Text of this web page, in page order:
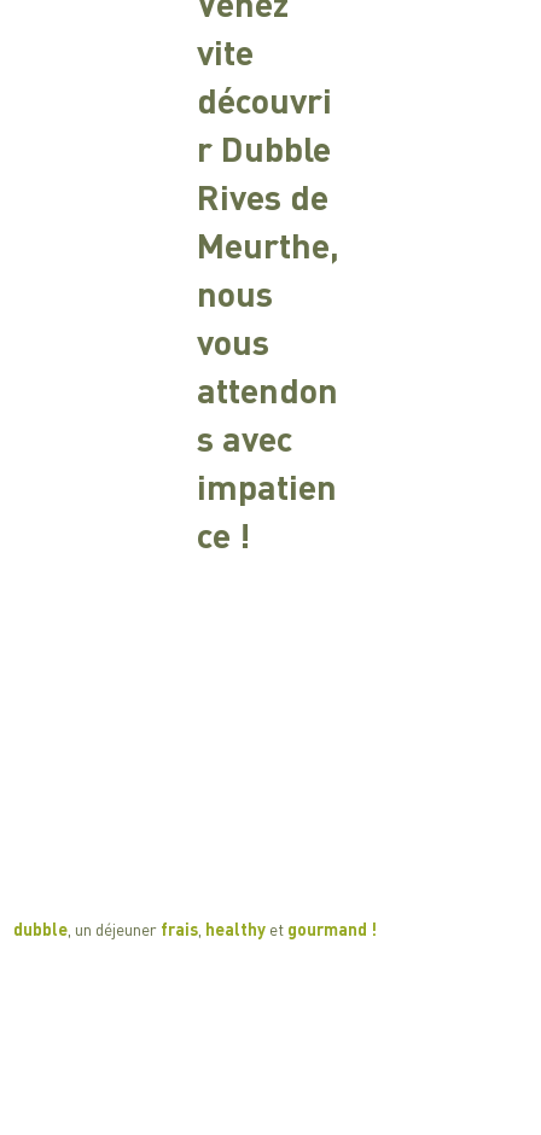
​​dubble , un déjeuner frais healthy et gourmand !
vite
découvri
r Dubble
Rives de
Meurthe,
nous
vous
attendon
s avec
impatien
ce !